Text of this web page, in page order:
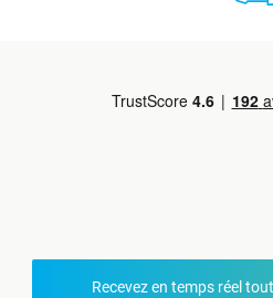
Recevez en temps réel